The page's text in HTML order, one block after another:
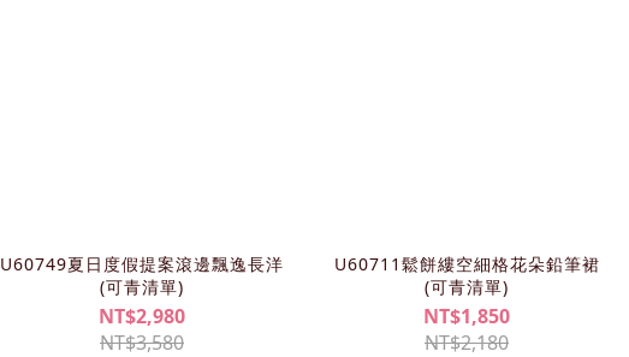
U60749夏日度假提案滾邊飄逸長洋
(可青清單)
NT$2,980
NT$3,580
U60711鬆餅縷空細格花朵鉛筆裙
(可青清單)
NT$1,850
NT$2,180